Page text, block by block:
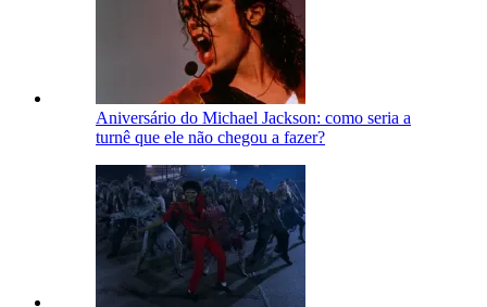
Aniversário do Michael Jackson: como seria a
turnê que ele não chegou a fazer?